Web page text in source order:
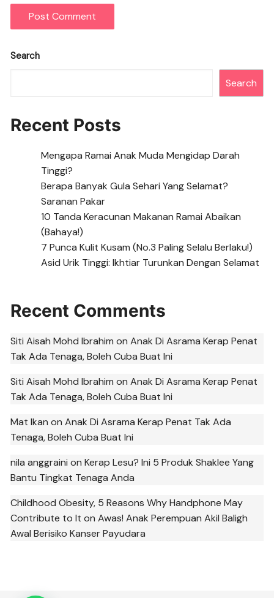
Search
Search
Recent Posts
Mengapa Ramai Anak Muda Mengidap Darah
Tinggi?
Berapa Banyak Gula Sehari Yang Selamat?
Saranan Pakar
10 Tanda Keracunan Makanan Ramai Abaikan
(Bahaya!)
7 Punca Kulit Kusam (No.3 Paling Selalu Berlaku!)
Asid Urik Tinggi: Ikhtiar Turunkan Dengan Selamat
Recent Comments
Siti Aisah Mohd Ibrahim onAnak Di Asrama Kerap Penat
Tak Ada Tenaga, Boleh Cuba Buat Ini
Siti Aisah Mohd Ibrahim onAnak Di Asrama Kerap Penat
Tak Ada Tenaga, Boleh Cuba Buat Ini
Mat Ikan onAnak Di Asrama Kerap Penat Tak Ada
Tenaga, Boleh Cuba Buat Ini
nila anggraini onKerap Lesu? Ini 5 Produk Shaklee Yang
Bantu Tingkat Tenaga Anda
Childhood Obesity, 5 Reasons Why Handphone May
Contribute to It onAwas! Anak Perempuan Akil Baligh
Awal Berisiko Kanser Payudara